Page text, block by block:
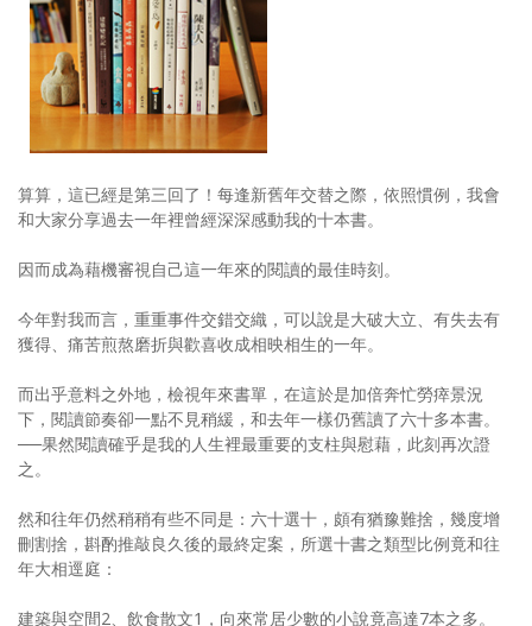
享樂隨手拍
照相簿
影音區
創意出版服務
歷史區
關於Yilan
活動實況記錄
媒體報導一覽
合作與代言
算算，這已經是第三回了！每逢新舊年交替之際，依照慣例，我會
和大家分享過去一年裡曾經深深感動我的十本書。
因而成為藉機審視自己這一年來的閱讀的最佳時刻。
今年對我而言，重重事件交錯交織，可以說是大破大立、有失去有
獲得、痛苦煎熬磨折與歡喜收成相映相生的一年。
而出乎意料之外地，檢視年來書單，在這於是加倍奔忙勞瘁景況
下，閱讀節奏卻一點不見稍緩，和去年一樣仍舊讀了六十多本書。
──果然閱讀確乎是我的人生裡最重要的支柱與慰藉，此刻再次證
之。
然和往年仍然稍稍有些不同是：六十選十，頗有猶豫難捨，幾度增
刪割捨，斟酌推敲良久後的最終定案，所選十書之類型比例竟和往
年大相逕庭：
建築與空間2、飲食散文1，向來常居少數的小說竟高達7本之多。